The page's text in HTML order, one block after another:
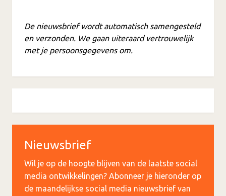
De nieuwsbrief wordt automatisch samengesteld
en verzonden. We gaan uiteraard vertrouwelijk
met je persoonsgegevens om.
Nieuwsbrief
Wil je op de hoogte blijven van de laatste social
media ontwikkelingen? Abonneer je hieronder op
de maandelijkse social media nieuwsbrief van